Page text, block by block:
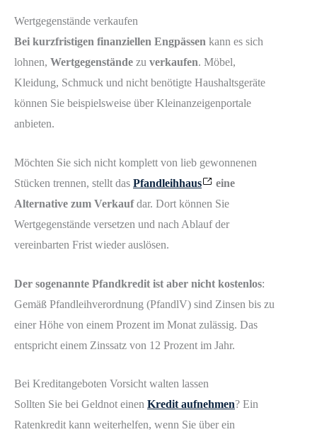
Wertgegenstände verkaufen
Bei kurzfristigen finanziellen Engpässen kann es sich
lohnen, Wertgegenstände zu verkaufen. Möbel,
Kleidung, Schmuck und nicht benötigte Haushaltsgeräte
können Sie beispielsweise über Kleinanzeigenportale
anbieten.
Möchten Sie sich nicht komplett von lieb gewonnenen
Stücken trennen, stellt das Pfandleihhaus
eine
Alternative zum Verkaufdar. Dort können Sie
Wertgegenstände versetzen und nach Ablauf der
vereinbarten Frist wieder auslösen.
Der sogenannte Pfandkredit ist aber nicht kostenlos:
Gemäß Pfandleihverordnung (PfandlV) sind Zinsen bis zu
einer Höhe von einem Prozent im Monat zulässig. Das
entspricht einem Zinssatz von 12 Prozent im Jahr.
Bei Kreditangeboten Vorsicht walten lassen
Sollten Sie bei Geldnot einen Kredit aufnehmen? Ein
Ratenkredit kann weiterhelfen, wenn Sie über ein